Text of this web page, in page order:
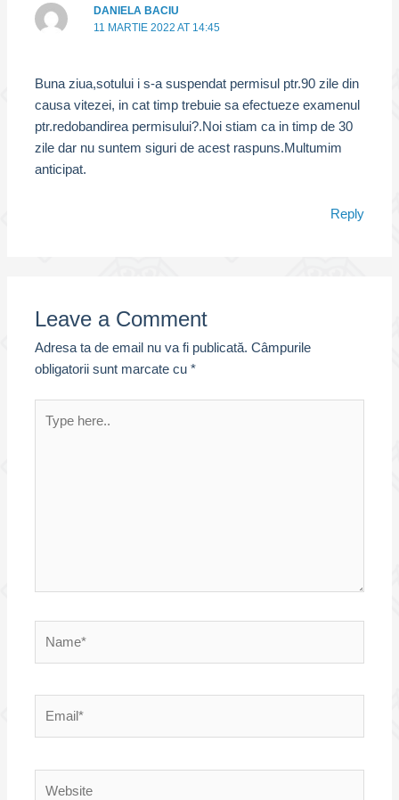
DANIELA BACIU
11 MARTIE 2022 AT 14:45
Buna ziua,sotului i s-a suspendat permisul ptr.90 zile din
causa vitezei, in cat timp trebuie sa efectueze examenul
ptr.redobandirea permisului?.Noi stiam ca in timp de 30
zile dar nu suntem siguri de acest raspuns.Multumim
anticipat.
Reply
Leave a Comment
Adresa ta de email nu va fi publicată. Câmpurile
obligatorii sunt marcate cu*
here..